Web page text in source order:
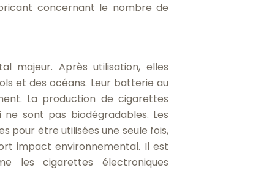
concernant le nombre de
majeur. Après utilisation, elles
et des océans. Leur batterie au
La production de cigarettes
sont pas biodégradables. Les
pour être utilisées une seule fois,
impact environnemental. Il est
les cigarettes électroniques